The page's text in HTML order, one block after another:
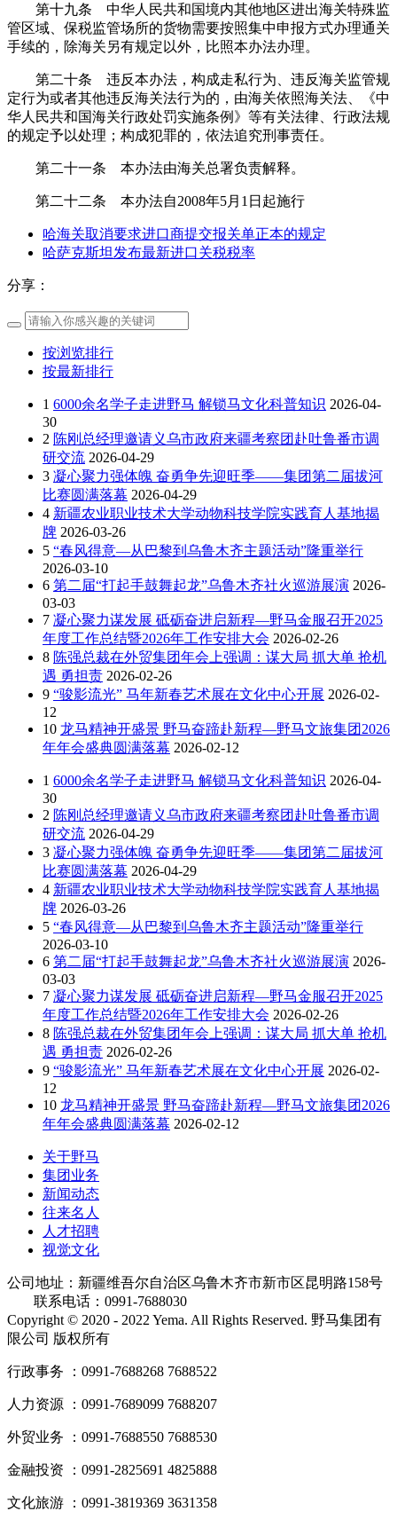
第十九条 中华人民共和国境内其他地区进出海关特殊监
管区域、保税监管场所的货物需要按照集中申报方式办理通关
手续的，除海关另有规定以外，比照本办法办理。
第二十条 违反本办法，构成走私行为、违反海关监管规
定行为或者其他违反海关法行为的，由海关依照海关法、《中
华人民共和国海关行政处罚实施条例》等有关法律、行政法规
的规定予以处理；构成犯罪的，依法追究刑事责任。
第二十一条 本办法由海关总署负责解释。
第二十二条 本办法自2008年5月1日起施行
哈海关取消要求进口商提交报关单正本的规定
哈萨克斯坦发布最新进口关税税率
分享：
按浏览排行
按最新排行
1 6000余名学子走进野马 解锁马文化科普知识 2026-04-
30
2 陈刚总经理邀请义乌市政府来疆考察团赴吐鲁番市调
研交流 2026-04-29
3 凝心聚力强体魄 奋勇争先迎旺季——集团第二届拔河
比赛圆满落幕 2026-04-29
4 新疆农业职业技术大学动物科技学院实践育人基地揭
牌 2026-03-26
5 “春风得意—从巴黎到乌鲁木齐主题活动”隆重举行
2026-03-10
6 第二届“打起手鼓舞起龙”乌鲁木齐社火巡游展演 2026-
03-03
7 凝心聚力谋发展 砥砺奋进启新程—野马金服召开2025
年度工作总结暨2026年工作安排大会 2026-02-26
8 陈强总裁在外贸集团年会上强调：谋大局 抓大单 抢机
遇 勇担责 2026-02-26
9 “骏影流光” 马年新春艺术展在文化中心开展 2026-02-
12
10 龙马精神开盛景 野马奋蹄赴新程—野马文旅集团2026
年年会盛典圆满落幕 2026-02-12
1 6000余名学子走进野马 解锁马文化科普知识 2026-04-
30
2 陈刚总经理邀请义乌市政府来疆考察团赴吐鲁番市调
研交流 2026-04-29
3 凝心聚力强体魄 奋勇争先迎旺季——集团第二届拔河
比赛圆满落幕 2026-04-29
4 新疆农业职业技术大学动物科技学院实践育人基地揭
牌 2026-03-26
5 “春风得意—从巴黎到乌鲁木齐主题活动”隆重举行
2026-03-10
6 第二届“打起手鼓舞起龙”乌鲁木齐社火巡游展演 2026-
03-03
7 凝心聚力谋发展 砥砺奋进启新程—野马金服召开2025
年度工作总结暨2026年工作安排大会 2026-02-26
8 陈强总裁在外贸集团年会上强调：谋大局 抓大单 抢机
遇 勇担责 2026-02-26
9 “骏影流光” 马年新春艺术展在文化中心开展 2026-02-
12
10 龙马精神开盛景 野马奋蹄赴新程—野马文旅集团2026
年年会盛典圆满落幕 2026-02-12
关于野马
集团业务
新闻动态
往来名人
人才招聘
视觉文化
公司地址：新疆维吾尔自治区乌鲁木齐市新市区昆明路158号
联系电话：0991-7688030
Copyright © 2020 - 2022 Yema. All Rights Reserved. 野马集团有
限公司 版权所有
行政事务 ：0991-7688268 7688522
人力资源 ：0991-7689099 7688207
外贸业务 ：0991-7688550 7688530
金融投资 ：0991-2825691 4825888
文化旅游 ：0991-3819369 3631358